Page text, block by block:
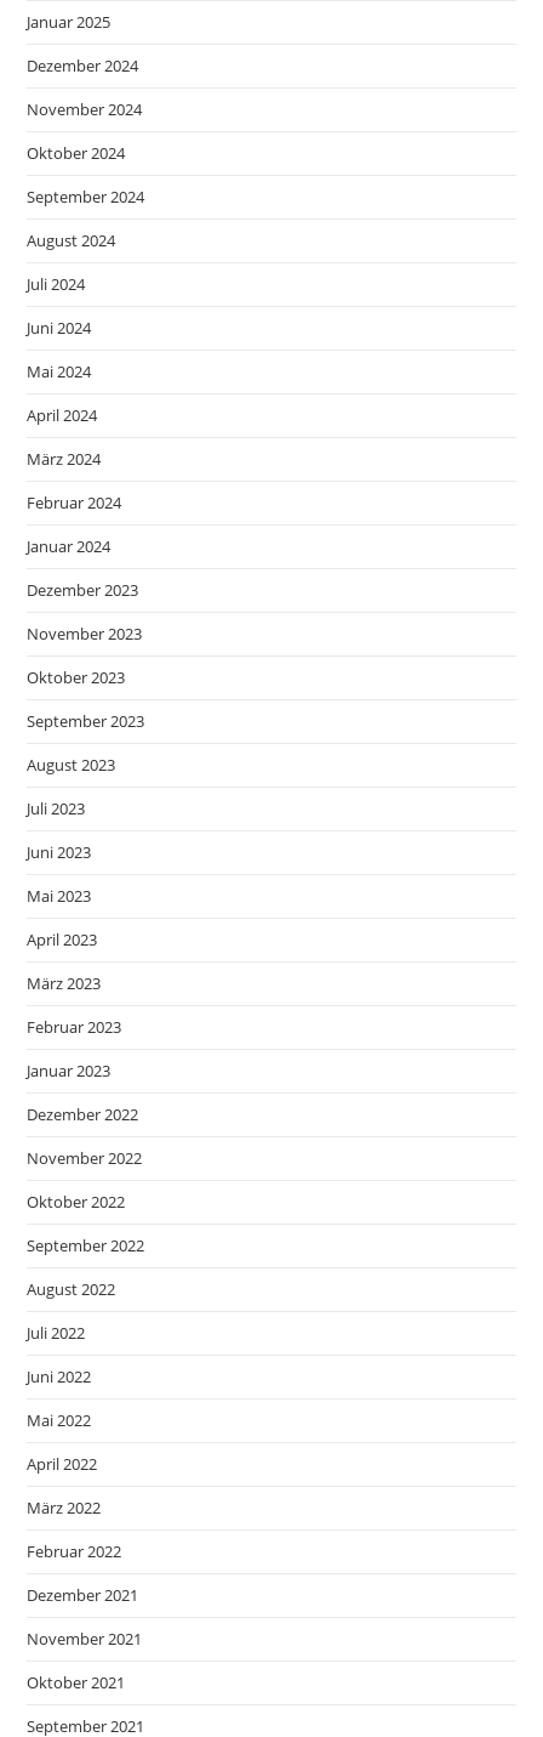
Januar 2025
Dezember 2024
November 2024
Oktober 2024
September 2024
August 2024
Juli 2024
Juni 2024
Mai 2024
April 2024
März 2024
Februar 2024
Januar 2024
Dezember 2023
November 2023
Oktober 2023
September 2023
August 2023
Juli 2023
Juni 2023
Mai 2023
April 2023
März 2023
Februar 2023
Januar 2023
Dezember 2022
November 2022
Oktober 2022
September 2022
August 2022
Juli 2022
Juni 2022
Mai 2022
April 2022
März 2022
Februar 2022
Dezember 2021
November 2021
Oktober 2021
September 2021